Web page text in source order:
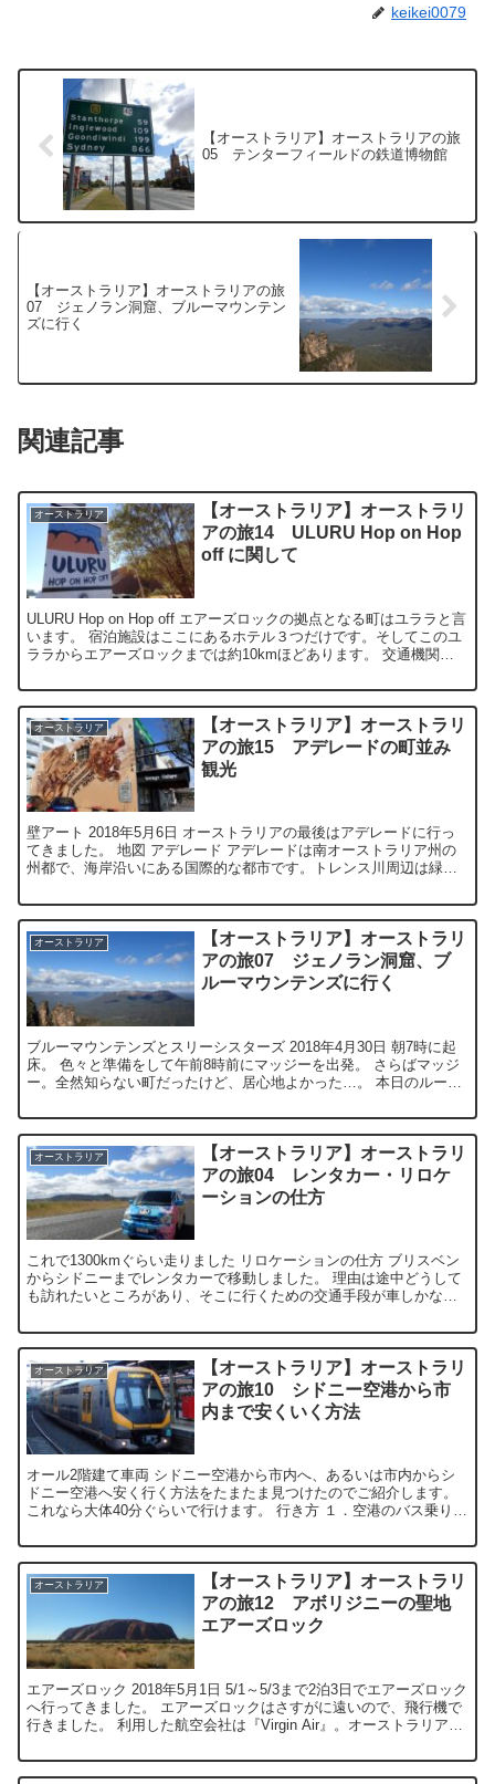
keikei0079
【オーストラリア】オーストラリアの旅
05 テンターフィールドの鉄道博物館
【オーストラリア】オーストラリアの旅
07 ジェノラン洞窟、ブルーマウンテン
ズに行く
関連記事
オーストラリア
【オーストラリア】オーストラリ
アの旅14 ULURU Hop on Hop
off に関して
ULURU Hop on Hop off エアーズロックの拠点となる町はユララと言
います。 宿泊施設はここにあるホテル３つだけです。そしてこのユ
ララからエアーズロックまでは約10kmほどあります。 交通機関は
オーストラリア
【オーストラリア】オーストラリ
アの旅15 アデレードの町並み
観光
壁アート 2018年5月6日 オーストラリアの最後はアデレードに行っ
てきました。 地図 アデレード アデレードは南オーストラリア州の
州都で、海岸沿いにある国際的な都市です。トレンス川周辺は緑地
オーストラリア
【オーストラリア】オーストラリ
アの旅07 ジェノラン洞窟、ブ
ルーマウンテンズに行く
ブルーマウンテンズとスリーシスターズ 2018年4月30日 朝7時に起
床。 色々と準備をして午前8時前にマッジーを出発。 さらばマッジ
ー。全然知らない町だったけど、居心地よかった…。 本日のルー
オーストラリア
【オーストラリア】オーストラリ
アの旅04 レンタカー・リロケ
ーションの仕方
これで1300kmぐらい走りました リロケーションの仕方 ブリスベン
からシドニーまでレンタカーで移動しました。 理由は途中どうして
も訪れたいところがあり、そこに行くための交通手段が車しかなか
オーストラリア
【オーストラリア】オーストラリ
アの旅10 シドニー空港から市
内まで安くいく方法
オール2階建て車両 シドニー空港から市内へ、あるいは市内からシ
ドニー空港へ安く行く方法をたまたま見つけたのでご紹介します。
これなら大体40分ぐらいで行けます。 行き方 １．空港のバス乗り場
オーストラリア
【オーストラリア】オーストラリ
アの旅12 アボリジニーの聖地
エアーズロック
エアーズロック 2018年5月1日 5/1～5/3まで2泊3日でエアーズロック
へ行ってきました。 エアーズロックはさすがに遠いので、飛行機で
行きました。 利用した航空会社は『Virgin Air』。オーストラリアで